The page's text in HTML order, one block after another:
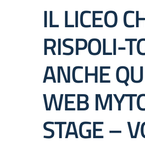
IL LICEO
RISPOLI-
ANCHE
WEB
STAGE –